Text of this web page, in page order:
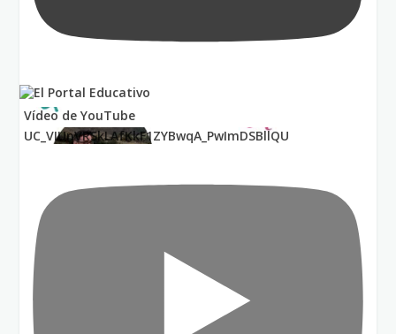
Vídeo de YouTube
UC_VIUnVRSkLAfKkF1ZYBwqA_PwImDSBllQU